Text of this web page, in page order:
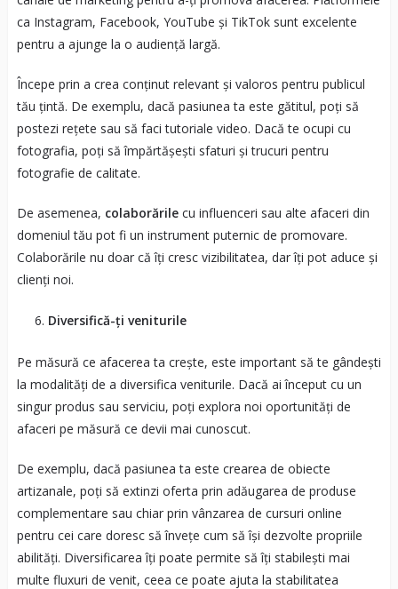
ca Instagram, Facebook, YouTube și TikTok sunt excelente
pentru a ajunge la o audiență largă.
Începe prin a crea conținut relevant și valoros pentru publicul
tău țintă. De exemplu, dacă pasiunea ta este gătitul, poți să
postezi rețete sau să faci tutoriale video. Dacă te ocupi cu
fotografia, poți să împărtășești sfaturi și trucuri pentru
fotografie de calitate.
De asemenea, colaborărilecu influenceri sau alte afaceri din
domeniul tău pot fi un instrument puternic de promovare.
Colaborările nu doar că îți cresc vizibilitatea, dar îți pot aduce și
clienți noi.
Diversifică-ți veniturile
Pe măsură ce afacerea ta crește, este important să te gândești
la modalități de a diversifica veniturile. Dacă ai început cu un
singur produs sau serviciu, poți explora noi oportunități de
afaceri pe măsură ce devii mai cunoscut.
De exemplu, dacă pasiunea ta este crearea de obiecte
artizanale, poți să extinzi oferta prin adăugarea de produse
complementare sau chiar prin vânzarea de cursuri online
pentru cei care doresc să învețe cum să își dezvolte propriile
abilități. Diversificarea îți poate permite să îți stabilești mai
multe fluxuri de venit, ceea ce poate ajuta la stabilitatea